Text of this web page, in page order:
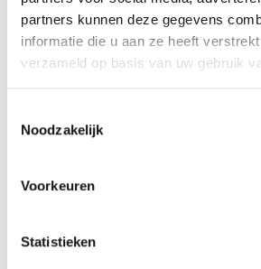
partners kunnen deze gegevens
informatie die u aan ze heeft
verzameld op basis van uw gebruik
Noodzakelijk
Voorkeuren
Statistieken